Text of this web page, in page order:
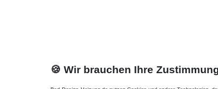
🍪 Wir brauchen Ihre